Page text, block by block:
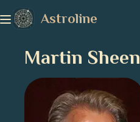
Astroline
Martin Sheen